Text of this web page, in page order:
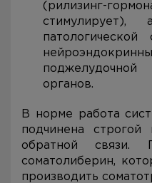
(рилизинг-
стимулирует),
органов.
В норме работа
подчинена
обратной связи.
соматолиберин,
производить